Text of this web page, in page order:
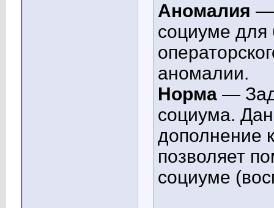
Аномалия —
социуме для
аномалии.
Норма —
социума.
дополнение
позволяет
социуме